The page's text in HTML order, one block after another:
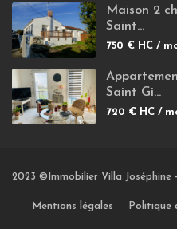
Maison 2
Saint...
750 € HC /
Saint Gi...
720 € HC /
2023 ©Immobilier Villa Joséphine
Mentions légales Politique